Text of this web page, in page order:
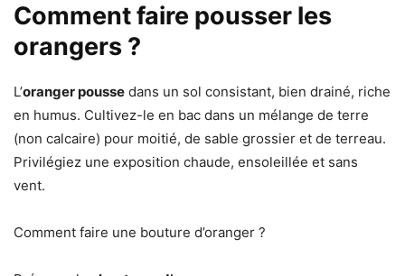
Comment faire pousser les
orangers ?
L’oranger pousse dans un sol consistant, bien drainé, riche
en humus. Cultivez-le en bac dans un mélange de terre
(non calcaire) pour moitié, de sable grossier et de terreau.
Privilégiez une exposition chaude, ensoleillée et sans
vent.
Comment faire une bouture d’oranger ?